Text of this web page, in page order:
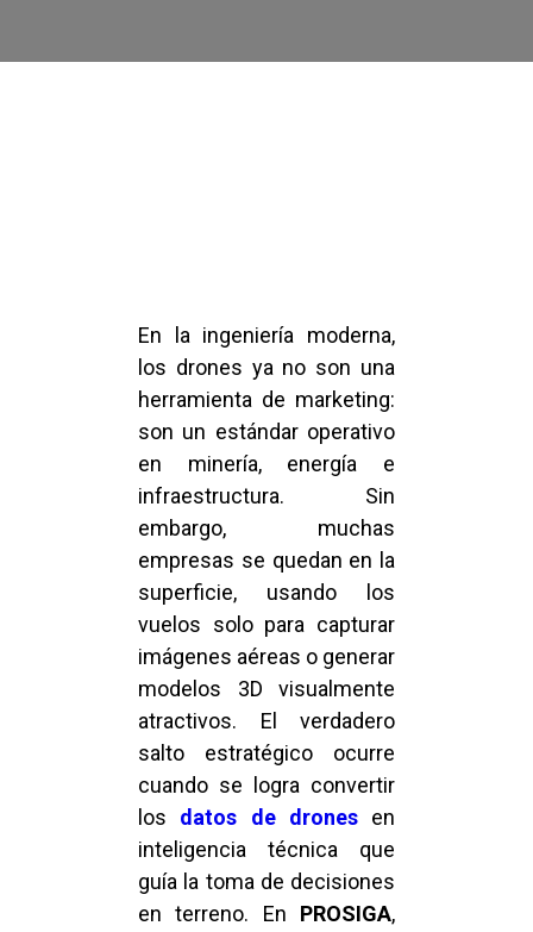
En la ingeniería moderna,
los drones ya no son una
herramienta de marketing:
son un estándar operativo
en minería, energía e
infraestructura. Sin
embargo, muchas
empresas se quedan en la
superficie, usando los
vuelos solo para capturar
imágenes aéreas o generar
modelos 3D visualmente
atractivos. El verdadero
salto estratégico ocurre
cuando se logra convertir
los datos de dronesen
inteligencia técnica que
guía la toma de decisiones
en terreno. En PROSIGA,